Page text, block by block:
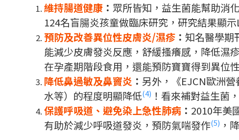
維持腸道健康 ： 眾所皆知，益生菌能幫助消
124名盲腸炎孩童做臨床研究，研究結果顯
預防及改善異位性皮膚炎/濕疹 ： 知名醫學期
能減少皮膚發炎反應，舒緩搔癢感，降低濕
在孕產期階段食用，還能預防寶寶得到異位
降低鼻過敏及鼻竇炎 ： 另外，《EJCN歐洲
水等）的程度明顯降低(4) ！看來補對益生菌
保護呼吸道、避免染上急性肺病 ： 2010年美
有助於減少呼吸道發炎，預防氣喘發作(5) ，